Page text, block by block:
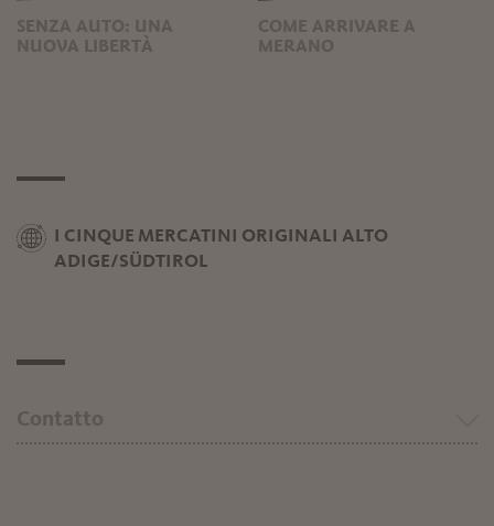
SENZA AUTO: UNA
NUOVA LIBERTÀ
COME ARRIVARE A
MERANO
I CINQUE MERCATINI ORIGINALI ALTO
ADIGE/SÜDTIROL
Contatto